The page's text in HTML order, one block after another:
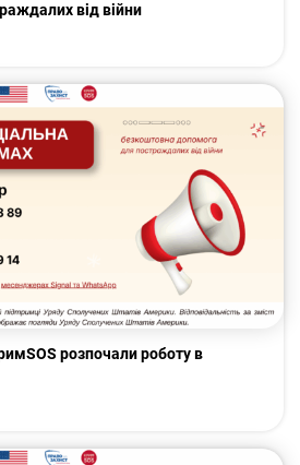
від війни
розпочали роботу в